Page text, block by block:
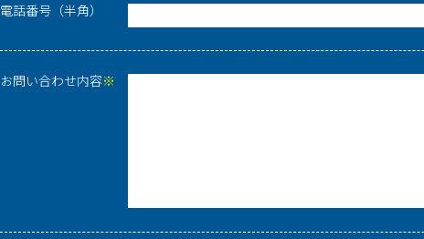
電話番号（半角）
お問い合わせ内容※